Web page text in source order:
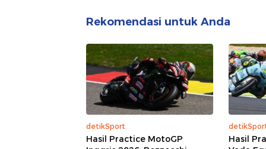
Rekomendasi untuk Anda
detikSport
Hasil Practice MotoGP
Hasil